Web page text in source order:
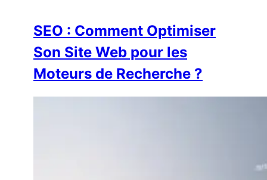
SEO : Comment Optimiser
Son Site Web pour les
Moteurs de Recherche ?